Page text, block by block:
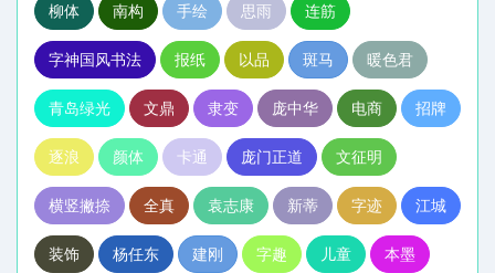
柳体 南构 手绘 思雨 连筋
字神国风书法 报纸 以品 斑马 暖色君
青岛绿光 文鼎 隶变 庞中华 电商 招牌
逐浪 颜体 卡通 庞门正道 文征明
横竖撇捺 全真 袁志康 新蒂 字迹 江城
装饰 杨任东 建刚 字趣 儿童 本墨